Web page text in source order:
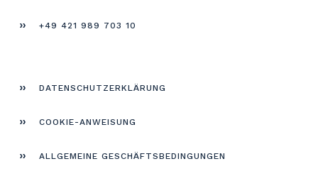
+49 421 989 703 10
DATEN­SCHUTZERKLÄRUNG
COOKIE-ANWEISUNG
ALLGEMEINE GESCHÄFTS­BEDINGUNGEN